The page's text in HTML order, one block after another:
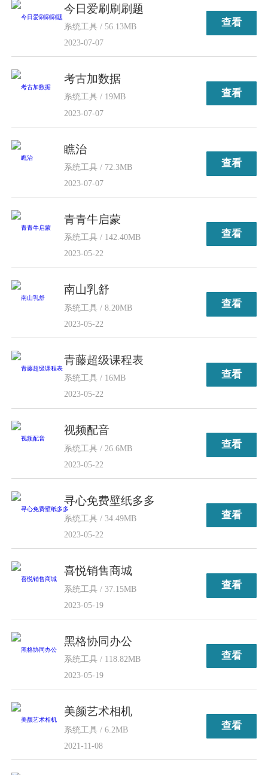
今日爱刷刷刷题
系统工具 / 56.13MB
2023-07-07
查看
考古加数据
系统工具 / 19MB
2023-07-07
查看
瞧治
系统工具 / 72.3MB
2023-07-07
查看
青青牛启蒙
系统工具 / 142.40MB
2023-05-22
查看
南山乳舒
系统工具 / 8.20MB
2023-05-22
查看
青藤超级课程表
系统工具 / 16MB
2023-05-22
查看
视频配音
系统工具 / 26.6MB
2023-05-22
查看
寻心免费壁纸多多
系统工具 / 34.49MB
2023-05-22
查看
喜悦销售商城
系统工具 / 37.15MB
2023-05-19
查看
黑格协同办公
系统工具 / 118.82MB
2023-05-19
查看
美颜艺术相机
系统工具 / 6.2MB
2021-11-08
查看